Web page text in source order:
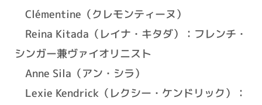
Clémentine（クレモンティーヌ）
Reina Kitada（レイナ・キタダ）：フレンチ・
シンガー兼ヴァイオリニスト
Anne Sila（アン・シラ）
Lexie Kendrick（レクシー・ケンドリック）：